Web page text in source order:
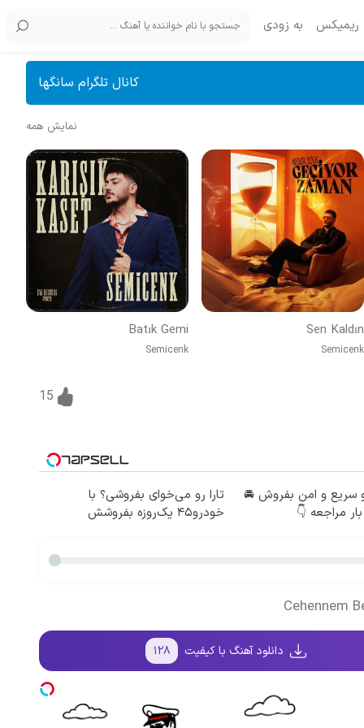
ریمیکس به زودی
کانال تلگرام سانگها
نمایش همه
Sen Kaldın
Semicenk
Batık Gemi
Semicenk
15
سریع و امن بفروش 🚘
مراجعه 👇
تارا رو می‌خوای بفروشی؟ با
خودرو۴۵ یک‌روزه بفروشش
دانلود آهنگ با کیفیت ۱۲۸